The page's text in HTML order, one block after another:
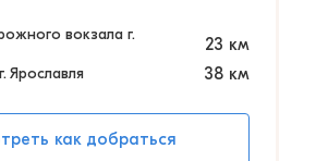
вокзала г.
23 км
Ярославля 38 км
как добраться